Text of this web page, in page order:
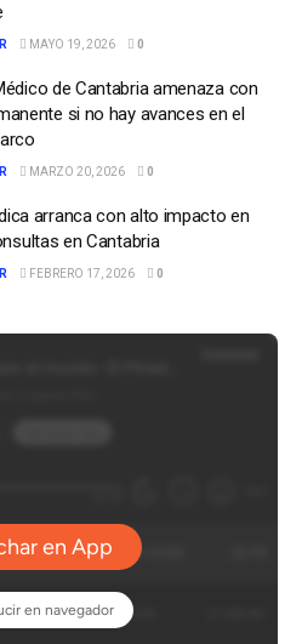
MAYO 19, 2026 0
de Cantabria amenaza con
si no hay avances en el
MARZO 20, 2026 0
arranca con alto impacto en
en Cantabria
FEBRERO 17, 2026 0